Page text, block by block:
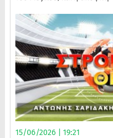
15/06/2026 | 19:21